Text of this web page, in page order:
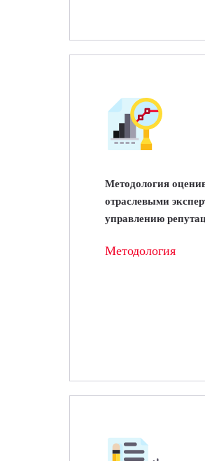
Методология
отраслевыми
управлению
Методология